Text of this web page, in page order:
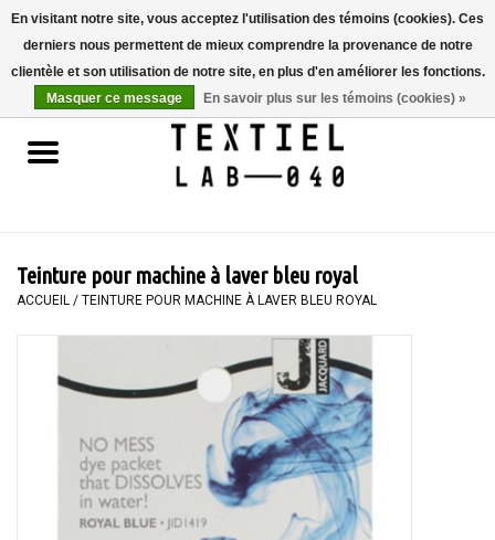
Accueil
LIVRES
PEINTURE
SPECIALS
Teinture pour machine à laver bleu royal
ACCUEIL / TEINTURE POUR MACHINE À LAVER BLEU ROYAL
En visitant notre site, vous acceptez l'utilisation des témoins (cookies). Ces
derniers nous permettent de mieux comprendre la provenance de notre
clientèle et son utilisation de notre site, en plus d'en améliorer les fonctions.
Masquer ce message
En savoir plus sur les témoins (cookies) »